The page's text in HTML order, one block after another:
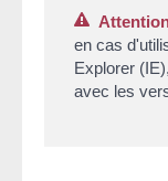
en cas
Explorer
avec les